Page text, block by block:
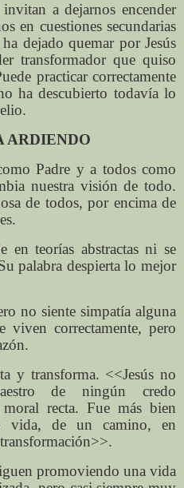
a dejarnos encender
en cuestiones secundarias
dejado quemar por Jesús
transformador que quiso
practicar correctamente
ha descubierto todavía lo
ARDIENDO
Padre y a todos como
nuestra visión de todo.
de todos, por encima de
en teorías abstractas ni se
palabra despierta lo mejor
no siente simpatía alguna
viven correctamente, pero
y transforma. <<Jesús no
de ningún credo
recta. Fue más bien
vida, de un camino, en
promoviendo una vida